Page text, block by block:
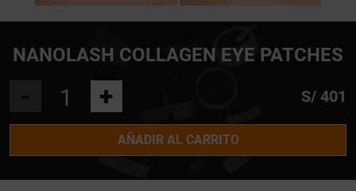
NANOLASH COLLAGEN EYE PATCHES
+ S/ 401
AÑADIR AL CARRITO